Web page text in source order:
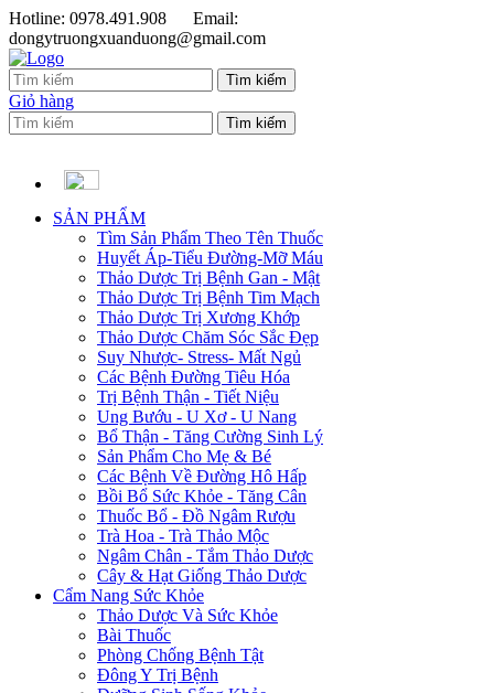
Hotline: 0978.491.908
Email:
dongytruongxuanduong@gmail.com
Giỏ hàng
SẢN PHẨM
Tìm Sản Phẩm Theo Tên Thuốc
Huyết Áp-Tiểu Đường-Mỡ Máu
Thảo Dược Trị Bệnh Gan - Mật
Thảo Dược Trị Bệnh Tim Mạch
Thảo Dược Trị Xương Khớp
Thảo Dược Chăm Sóc Sắc Đẹp
Suy Nhược- Stress- Mất Ngủ
Các Bệnh Đường Tiêu Hóa
Trị Bệnh Thận - Tiết Niệu
Ung Bướu - U Xơ - U Nang
Bổ Thận - Tăng Cường Sinh Lý
Sản Phẩm Cho Mẹ & Bé
Các Bệnh Về Đường Hô Hấp
Bồi Bổ Sức Khỏe - Tăng Cân
Thuốc Bổ - Đồ Ngâm Rượu
Trà Hoa - Trà Thảo Mộc
Ngâm Chân - Tắm Thảo Dược
Cây & Hạt Giống Thảo Dược
Cẩm Nang Sức Khỏe
Thảo Dược Và Sức Khỏe
Bài Thuốc
Phòng Chống Bệnh Tật
Đông Y Trị Bệnh